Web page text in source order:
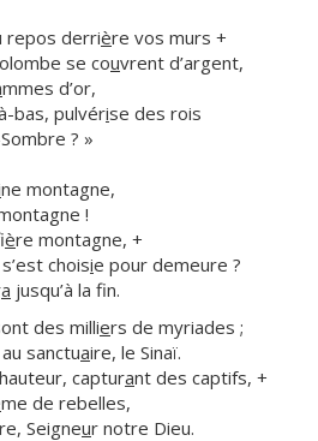
repos derrière vos murs +
se couvrent d’argent,
mmes d’or,
bas, pulvérise des rois
? »
ne montagne,
!
ère montagne, +
choisie pour demeure ?
a jusqu’à la fin.
des milliers de myriades ;
sanctuaire, le Sinaï.
capturant des captifs, +
me de rebelles,
Seigneur notre Dieu.